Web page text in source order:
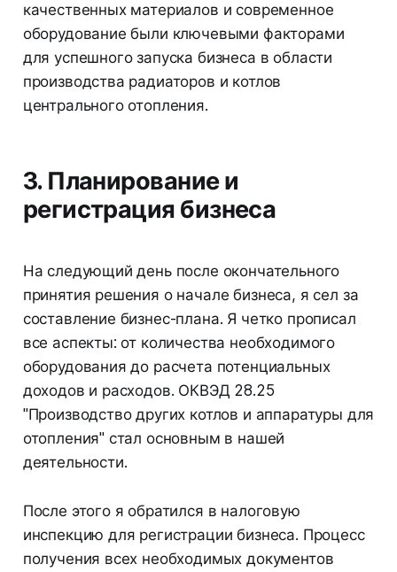
качественных материалов и современное
оборудование были ключевыми факторами
для успешного запуска бизнеса в области
производства радиаторов и котлов
центрального отопления.
3. Планирование и
регистрация бизнеса
На следующий день после окончательного
принятия решения о начале бизнеса, я сел за
составление бизнес-плана. Я четко прописал
все аспекты: от количества необходимого
оборудования до расчета потенциальных
доходов и расходов. ОКВЭД 28.25
"Производство других котлов и аппаратуры для
отопления" стал основным в нашей
деятельности.
После этого я обратился в налоговую
инспекцию для регистрации бизнеса. Процесс
получения всех необходимых документов